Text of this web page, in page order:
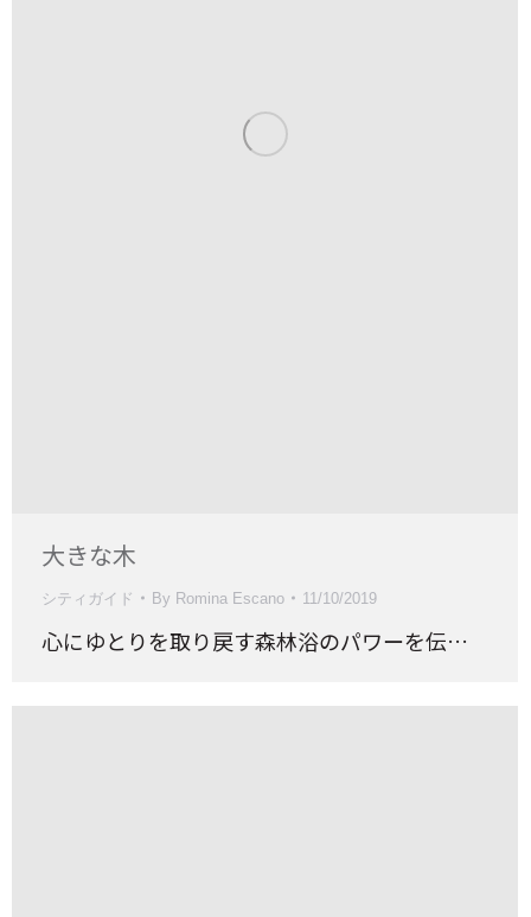
大きな木
シティガイド By Romina Escano 11/10/2019
心にゆとりを取り戻す森林浴のパワーを伝…